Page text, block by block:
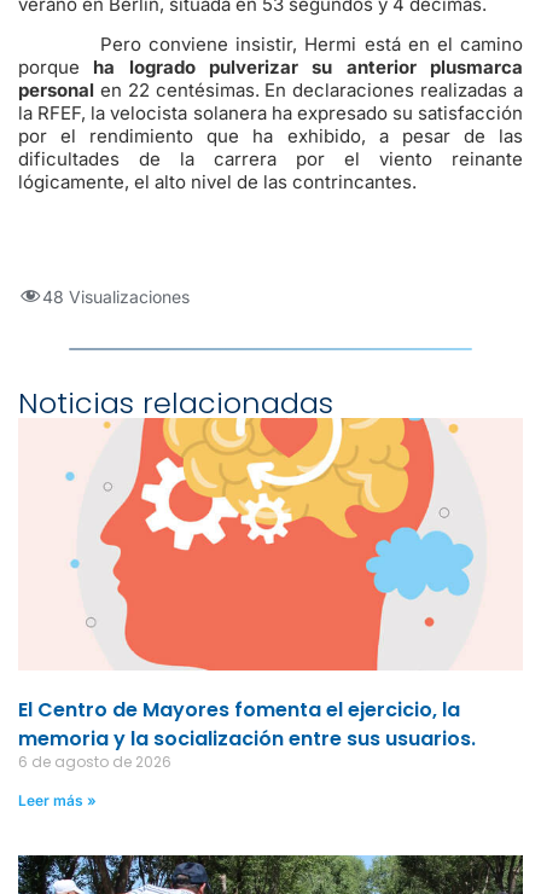
Pero conviene insistir, Hermi está en el camino
porque ha logrado pulverizar su anterior plusmarca
personal en 22 centésimas. En declaraciones realizadas a
la RFEF, la velocista solanera ha expresado su satisfacción
por el rendimiento que ha exhibido, a pesar de las
dificultades de la carrera por el viento reinante
lógicamente, el alto nivel de las contrincantes.
48 Visualizaciones
Noticias relacionadas
El Centro de Mayores fomenta el ejercicio, la
memoria y la socialización entre sus usuarios.
6 de agosto de 2026
Leer más »